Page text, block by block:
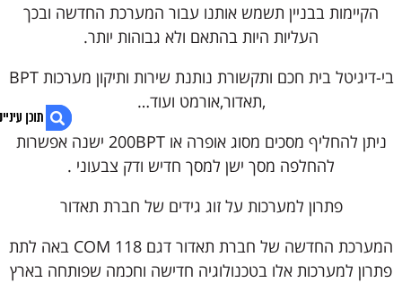
2. בונה או משפץ? קבל הצעת מחיר אטרקטיבית
4. לייעוץ 054-2200896
5. www.be-digital.co.il
הקיימות בבניין תשמש אותנו עבור המערכת החדשה ובכך
העליות היות בהתאם ולא גבוהות יותר.
בי-דיגיטל בית חכם ותקשורת נותנת שירות ותיקון מערכות BPT
,תאדור,אורמט ועוד…
ניתן להחליף מסכים מסוג אופרה או 200BPT ישנה אפשרות
להחלפה מסך ישן למסך חדיש ודק צבעוני .
פתרון למערכות על זוג גידים של חברת תאדור
המערכת החדשה של חברת תאדור דגם COM 118 באה לתת
פתרון למערכות אלו בטכנולוגיה חדישה וחכמה שפותחה בארץ